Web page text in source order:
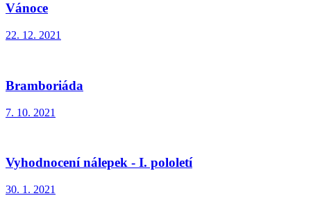
Vánoce
22. 12. 2021
Bramboriáda
7. 10. 2021
Vyhodnocení nálepek - I. pololetí
30. 1. 2021